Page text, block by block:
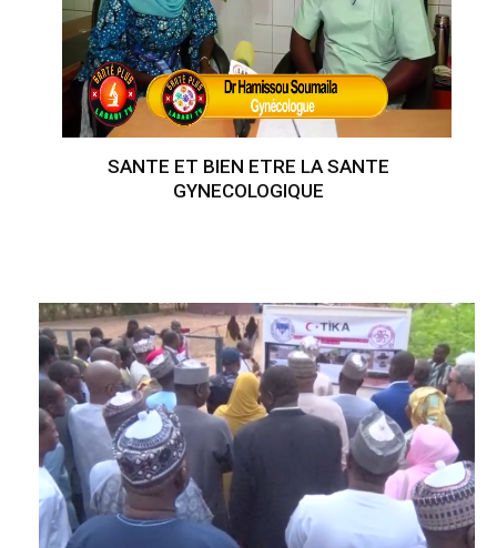
SANTE ET BIEN ETRE LA SANTE
GYNECOLOGIQUE